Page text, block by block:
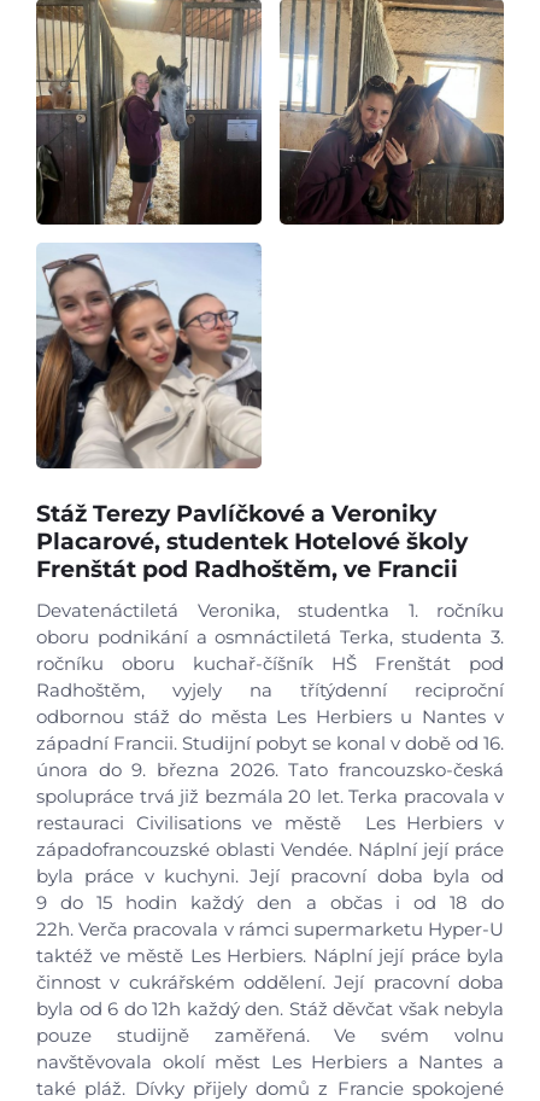
Stáž Terezy Pavlíčkové a Veroniky
Placarové, studentek Hotelové školy
Frenštát pod Radhoštěm, ve Francii
Devatenáctiletá Veronika, studentka 1. ročníku
oboru podnikání a osmnáctiletá Terka, studenta 3.
ročníku oboru kuchař-číšník HŠ Frenštát pod
Radhoštěm, vyjely na třítýdenní reciproční
odbornou stáž do města Les Herbiers u Nantes v
západní Francii. Studijní pobyt se konal v době od 16.
února do 9. března 2026. Tato francouzsko-česká
spolupráce trvá již bezmála 20 let. Terka pracovala v
restauraci Civilisations ve městě Les Herbiers v
západofrancouzské oblasti Vendée. Náplní její práce
byla práce v kuchyni. Její pracovní doba byla od
9 do 15 hodin každý den a občas i od 18 do
22h. Verča pracovala v rámci supermarketu Hyper-U
taktéž ve městě Les Herbiers. Náplní její práce byla
činnost v cukrářském oddělení. Její pracovní doba
byla od 6 do 12h každý den. Stáž děvčat však nebyla
pouze studijně zaměřená. Ve svém volnu
navštěvovala okolí měst Les Herbiers a Nantes a
také pláž. Dívky přijely domů z Francie spokojené